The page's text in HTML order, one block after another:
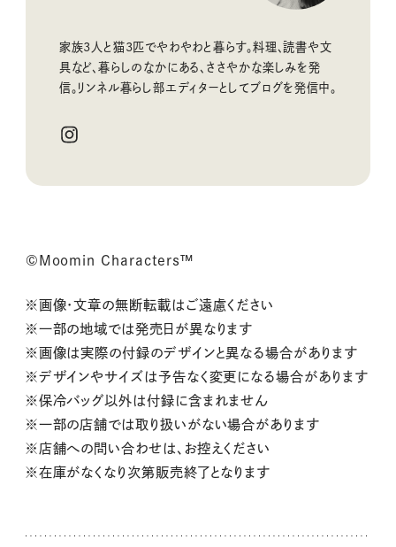
家族3人と猫3匹でやわやわと暮らす。料理、読書や文
具など、暮らしのなかにある、ささやかな楽しみを発
信。リンネル暮らし部エディターとしてブログを発信中。
©Moomin Characters™
※画像・文章の無断転載はご遠慮ください
※一部の地域では発売日が異なります
※画像は実際の付録のデザインと異なる場合があります
※デザインやサイズは予告なく変更になる場合があります
※保冷バッグ以外は付録に含まれません
※一部の店舗では取り扱いがない場合があります
※店舗への問い合わせは、お控えください
※在庫がなくなり次第販売終了となります